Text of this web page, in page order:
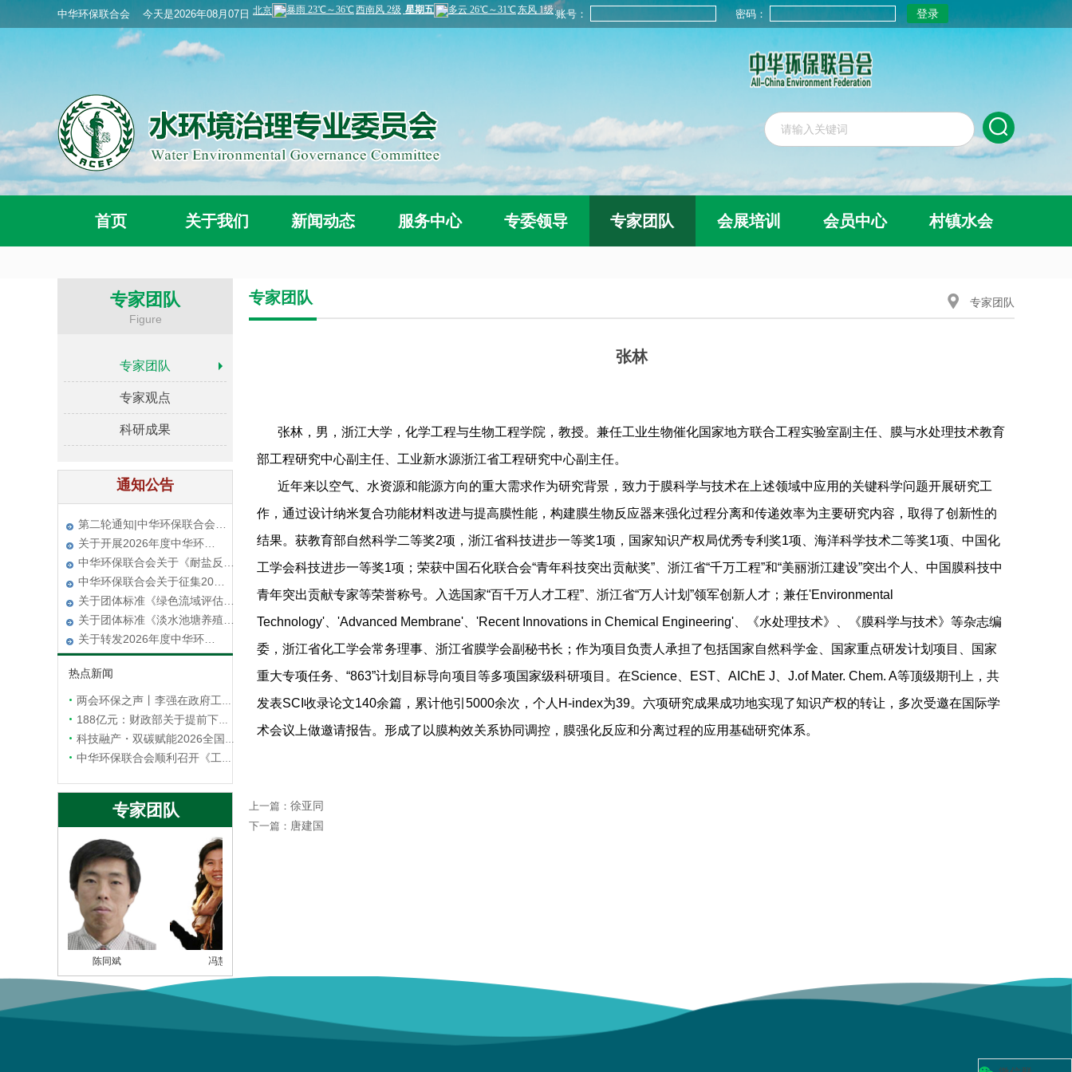
中华环保联合会 今天是2026年08月07日 账号： 密码：
首页 关于我们 新闻动态 服务中心 专委领导 专家团队 会展培训 会员中心 村镇水会
专家团队
Figure
专家团队
专家观点
科研成果
通知公告
关于团体标准《淡水池塘养殖…
关于转发2026年度中华环…
关于《水环境治理创新技术与…
中华环保联合会关于召开“2…
第二轮通知|中华环保联合会…
关于开展2026年度中华环…
中华环保联合会关于《耐盐反…
中华环保联合会关于征集20…
关于团体标准《绿色流域评估…
关于团体标准《淡水池塘养殖…
关于转发2026年度中华环…
中华环保联合会关于《小粒径…
关于《水环境治理创新技术与…
中华环保联合会关于召开“2…
第二轮通知|中华环保联合会…
关于开展2026年度中华环…
中华环保联合会关于《耐盐反…
热点新闻
两会环保之声丨李强在政府工作报告中提出，加快推动全面绿色转型
188亿元：财政部关于提前下达2026年水污染防治资金预算的通知
科技融产・双碳赋能2026全国水科技大会在杭州圆满举办
中华环保联合会顺利召开《工业循环水智慧化运行维护指南 总则》等四项团体标准立项评审会
专家团队
陈同斌 冯慧娟
专家团队 专家团队
张林
张林，男，浙江大学，化学工程与生物工程学院，教授。兼任工业生物催化国家地方联合工程实验室副主任、膜与水处理技术教育
部工程研究中心副主任、工业新水源浙江省工程研究中心副主任。
近年来以空气、水资源和能源方向的重大需求作为研究背景，致力于膜科学与技术在上述领域中应用的关键科学问题开展研究工
作，通过设计纳米复合功能材料改进与提高膜性能，构建膜生物反应器来强化过程分离和传递效率为主要研究内容，取得了创新性的
结果。获教育部自然科学二等奖2项，浙江省科技进步一等奖1项，国家知识产权局优秀专利奖1项、海洋科学技术二等奖1项、中国化
工学会科技进步一等奖1项；荣获中国石化联合会“青年科技突出贡献奖”、浙江省“千万工程”和“美丽浙江建设”突出个人、中国膜科技中
青年突出贡献专家等荣誉称号。入选国家“百千万人才工程”、浙江省“万人计划”领军创新人才；兼任'Environmental
Technology'、'Advanced Membrane'、'Recent Innovations in Chemical Engineering'、《水处理技术》、《膜科学与技术》等杂志编
委，浙江省化工学会常务理事、浙江省膜学会副秘书长；作为项目负责人承担了包括国家自然科学金、国家重点研发计划项目、国家
重大专项任务、“863”计划目标导向项目等多项国家级科研项目。在Science、EST、AIChE J、J.of Mater. Chem. A等顶级期刊上，共
发表SCI收录论文140余篇，累计他引5000余次，个人H-index为39。六项研究成果成功地实现了知识产权的转让，多次受邀在国际学
术会议上做邀请报告。形成了以膜构效关系协同调控，膜强化反应和分离过程的应用基础研究体系。
上一篇： 徐亚同
下一篇： 唐建国